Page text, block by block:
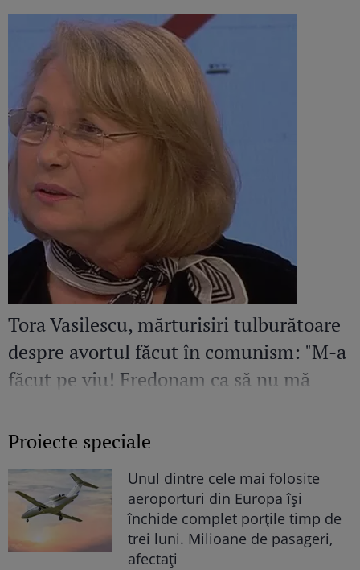
Tora Vasilescu, mărturisiri tulburătoare
despre avortul făcut în comunism: "M-a
făcut pe viu! Fredonam ca să nu mă
Proiecte speciale
Unul dintre cele mai folosite
aeroporturi din Europa își
închide complet porțile timp de
trei luni. Milioane de pasageri,
afectați